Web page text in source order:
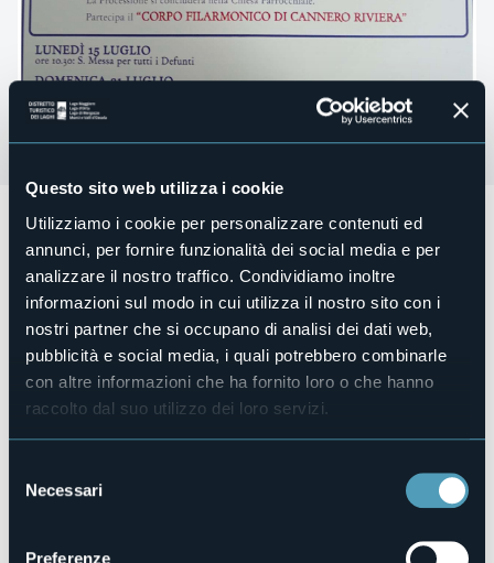
Questo sito web utilizza i cookie
Utilizziamo i cookie per personalizzare contenuti ed
annunci, per fornire funzionalità dei social media e per
analizzare il nostro traffico. Condividiamo inoltre
informazioni sul modo in cui utilizza il nostro sito con i
nostri partner che si occupano di analisi dei dati web,
pubblicità e social media, i quali potrebbero combinarle
con altre informazioni che ha fornito loro o che hanno
raccolto dal suo utilizzo dei loro servizi.
delNecessari
Preferenze
Domenica 14 luglio alle ore 21.00presso Chiesa
Parrocchiale di San Giorgio si celebra laFesta della
Madonna del Carmine
processione- fiaccolata
l'artistica statua della Madonna del Carmine. Presso
l'imbarcadero nello scenario delle acque illuminate,
"Invocazioni alla Madonna" in varie lingue e "Benedizione
del lago". La processione si concluderà nella Chiesa
Parrocchiale, partecipa il Corpo Filarmonico Cannerese.
Organizzatore
Parrocchia di Cannero
Luogo dell'evento
Telefono
E-mail